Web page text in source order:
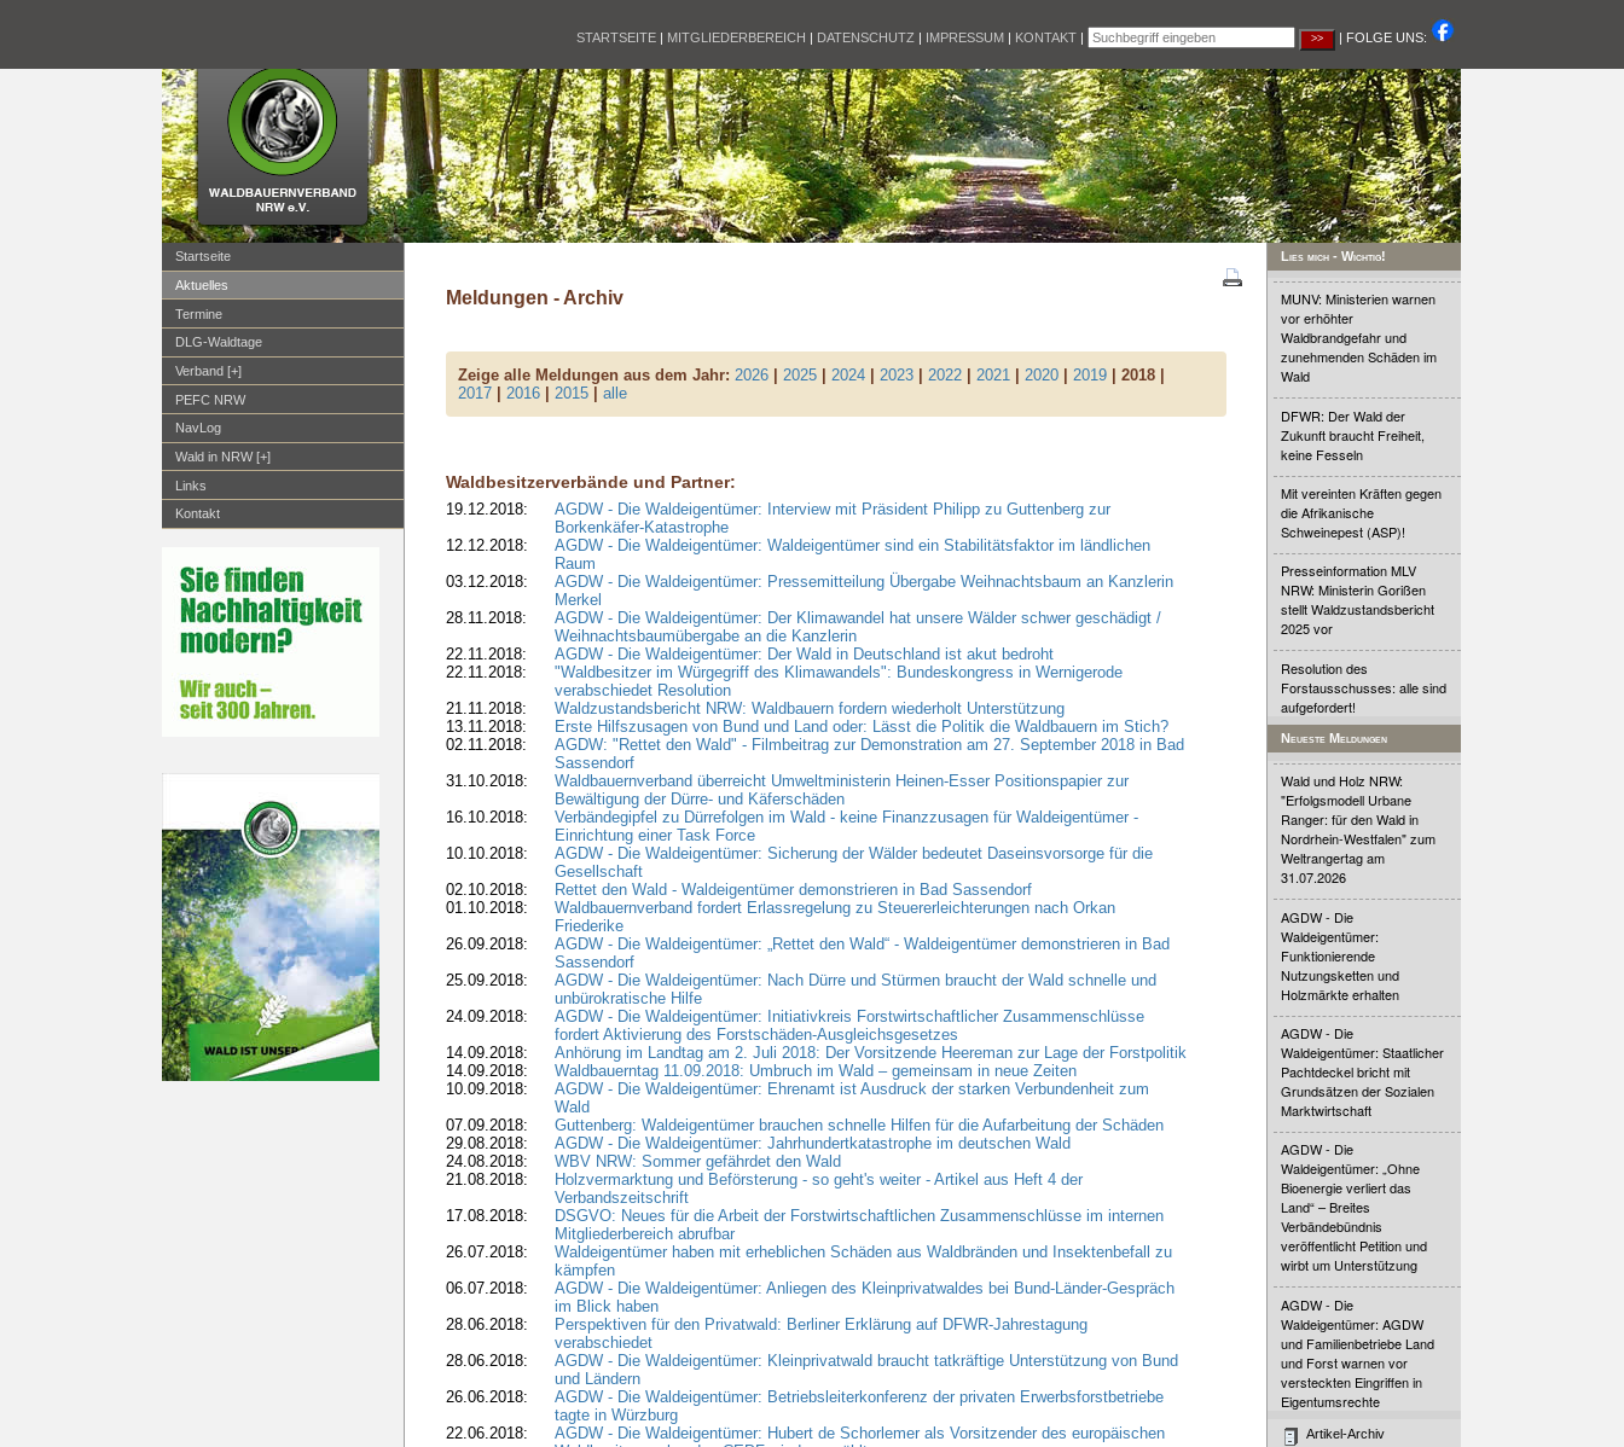
STARTSEITE | MITGLIEDERBEREICH | DATENSCHUTZ | IMPRESSUM | KONTAKT | | FOLGE UNS:
Startseite
Aktuelles
Termine
DLG-Waldtage
Verband [+]
PEFC NRW
NavLog
Wald in NRW [+]
Links
Kontakt
Meldungen - Archiv
Zeige alle Meldungen aus dem Jahr: 2026| 2025| 2024| 2023| 2022| 2021 | 2020| 2019| 2018 |
2017| 2016| 2015| alle
Waldbesitzerverbände und Partner:
19.12.2018:
AGDW - Die Waldeigentümer: Interview mit Präsident Philipp zu Guttenberg zur
Borkenkäfer-Katastrophe
12.12.2018:
AGDW - Die Waldeigentümer: Waldeigentümer sind ein Stabilitätsfaktor im ländlichen
Raum
03.12.2018:
AGDW - Die Waldeigentümer: Pressemitteilung Übergabe Weihnachtsbaum an Kanzlerin
Merkel
28.11.2018:
AGDW - Die Waldeigentümer: Der Klimawandel hat unsere Wälder schwer geschädigt /
Weihnachtsbaumübergabe an die Kanzlerin
22.11.2018:
AGDW - Die Waldeigentümer: Der Wald in Deutschland ist akut bedroht
22.11.2018:
"Waldbesitzer im Würgegriff des Klimawandels": Bundeskongress in Wernigerode
verabschiedet Resolution
21.11.2018:
Waldzustandsbericht NRW: Waldbauern fordern wiederholt Unterstützung
13.11.2018:
Erste Hilfszusagen von Bund und Land oder: Lässt die Politik die Waldbauern im Stich?
02.11.2018:
AGDW: "Rettet den Wald" - Filmbeitrag zur Demonstration am 27. September 2018 in Bad
Sassendorf
31.10.2018:
Waldbauernverband überreicht Umweltministerin Heinen-Esser Positionspapier zur
Bewältigung der Dürre- und Käferschäden
16.10.2018:
Verbändegipfel zu Dürrefolgen im Wald - keine Finanzzusagen für Waldeigentümer -
Einrichtung einer Task Force
10.10.2018:
AGDW - Die Waldeigentümer: Sicherung der Wälder bedeutet Daseinsvorsorge für die
Gesellschaft
02.10.2018:
Rettet den Wald - Waldeigentümer demonstrieren in Bad Sassendorf
01.10.2018:
Waldbauernverband fordert Erlassregelung zu Steuererleichterungen nach Orkan
Friederike
26.09.2018:
AGDW - Die Waldeigentümer: „Rettet den Wald“ - Waldeigentümer demonstrieren in Bad
Sassendorf
25.09.2018:
AGDW - Die Waldeigentümer: Nach Dürre und Stürmen braucht der Wald schnelle und
unbürokratische Hilfe
24.09.2018:
AGDW - Die Waldeigentümer: Initiativkreis Forstwirtschaftlicher Zusammenschlüsse
fordert Aktivierung des Forstschäden-Ausgleichsgesetzes
14.09.2018:
Anhörung im Landtag am 2. Juli 2018: Der Vorsitzende Heereman zur Lage der Forstpolitik
14.09.2018:
Waldbauerntag 11.09.2018: Umbruch im Wald – gemeinsam in neue Zeiten
10.09.2018:
AGDW - Die Waldeigentümer: Ehrenamt ist Ausdruck der starken Verbundenheit zum
Wald
07.09.2018:
Guttenberg: Waldeigentümer brauchen schnelle Hilfen für die Aufarbeitung der Schäden
29.08.2018:
AGDW - Die Waldeigentümer: Jahrhundertkatastrophe im deutschen Wald
24.08.2018:
WBV NRW: Sommer gefährdet den Wald
21.08.2018:
Holzvermarktung und Beförsterung - so geht's weiter - Artikel aus Heft 4 der
Verbandszeitschrift
17.08.2018:
DSGVO: Neues für die Arbeit der Forstwirtschaftlichen Zusammenschlüsse im internen
Mitgliederbereich abrufbar
26.07.2018:
Waldeigentümer haben mit erheblichen Schäden aus Waldbränden und Insektenbefall zu
kämpfen
06.07.2018:
AGDW - Die Waldeigentümer: Anliegen des Kleinprivatwaldes bei Bund-Länder-Gespräch
im Blick haben
28.06.2018:
Perspektiven für den Privatwald: Berliner Erklärung auf DFWR-Jahrestagung
verabschiedet
28.06.2018:
AGDW - Die Waldeigentümer: Kleinprivatwald braucht tatkräftige Unterstützung von Bund
und Ländern
26.06.2018:
AGDW - Die Waldeigentümer: Betriebsleiterkonferenz der privaten Erwerbsforstbetriebe
tagte in Würzburg
22.06.2018:
AGDW - Die Waldeigentümer: Hubert de Schorlemer als Vorsitzender des europäischen
Lies mich - Wichtig!
MUNV: Ministerien warnen
vor erhöhter
Waldbrandgefahr und
zunehmenden Schäden im
Wald
DFWR: Der Wald der
Zukunft braucht Freiheit,
keine Fesseln
Mit vereinten Kräften gegen
die Afrikanische
Schweinepest (ASP)!
Presseinformation MLV
NRW: Ministerin Gorißen
stellt Waldzustandsbericht
2025 vor
Resolution des
Forstausschusses: alle sind
aufgefordert!
Neueste Meldungen
Wald und Holz NRW:
"Erfolgsmodell Urbane
Ranger: für den Wald in
Nordrhein-Westfalen" zum
Weltrangertag am
31.07.2026
AGDW - Die
Waldeigentümer:
Funktionierende
Nutzungsketten und
Holzmärkte erhalten
AGDW - Die
Waldeigentümer: Staatlicher
Pachtdeckel bricht mit
Grundsätzen der Sozialen
Marktwirtschaft
AGDW - Die
Waldeigentümer: „Ohne
Bioenergie verliert das
Land“ – Breites
Verbändebündnis
veröffentlicht Petition und
wirbt um Unterstützung
AGDW - Die
Waldeigentümer: AGDW
und Familienbetriebe Land
und Forst warnen vor
versteckten Eingriffen in
Eigentumsrechte
Artikel-Archiv